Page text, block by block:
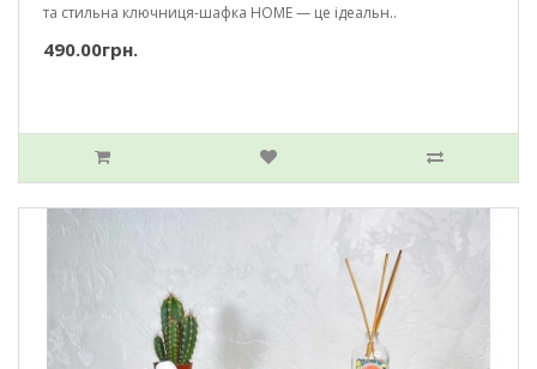
та стильна ключниця-шафка HOME — це ідеальн..
490.00грн.